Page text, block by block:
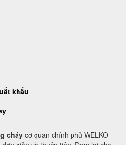
khẩu
cháy cơ quan chính phủ WELKO